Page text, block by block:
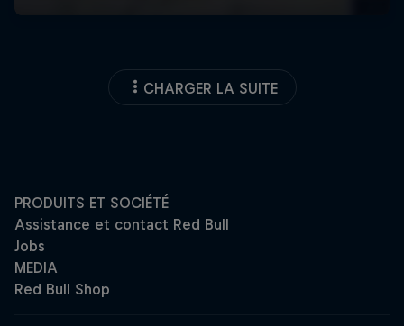
CHARGER LA SUITE